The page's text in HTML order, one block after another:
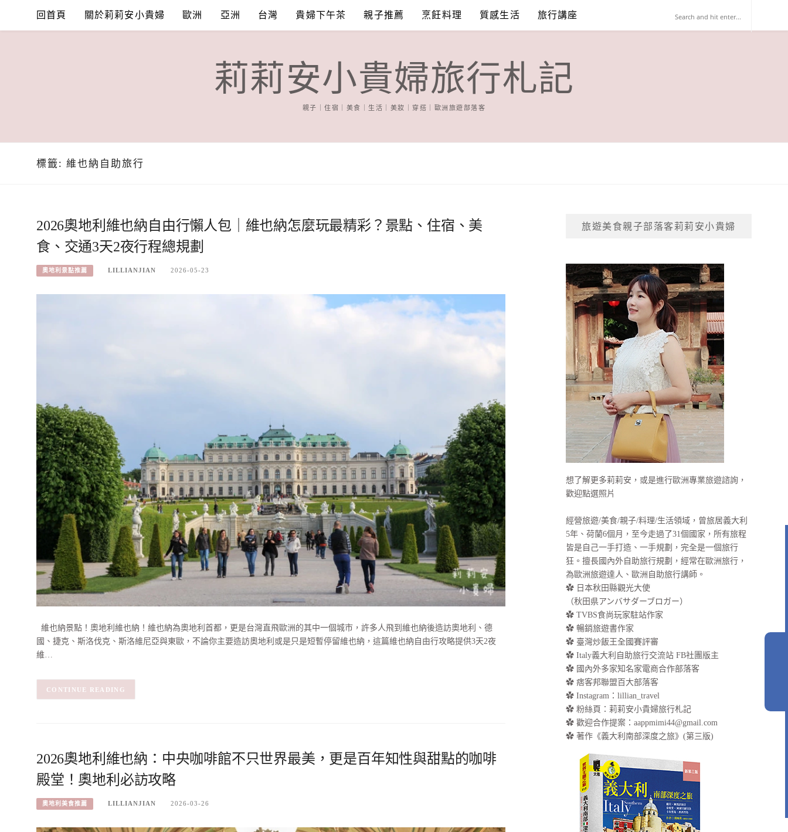
回首頁 關於莉莉安小貴婦 歐洲 亞洲 台灣 貴婦下午茶 親子推薦 烹飪料理 質感生活 旅行講座
莉莉安小貴婦旅行札記
親子｜住宿｜美食｜生活｜美妝｜穿搭｜歐洲旅遊部落客
標籤: 維也納自助旅行
2026奧地利維也納自由行懶人包｜維也納怎麼玩最精彩？景點、住宿、美
食、交通3天2夜行程總規劃
奧地利景點推薦 LILLIANJIAN 2026-05-23
維也納景點！奧地利維也納！維也納為奧地利首都，更是台灣直飛歐洲的其中一個城市，許多人飛到維也納後造訪奧地利、德
國、捷克、斯洛伐克、斯洛維尼亞與東歐，不論你主要造訪奧地利或是只是短暫停留維也納，這篇維也納自由行攻略提供3天2夜
維…
CONTINUE READING
2026奧地利維也納：中央咖啡館不只世界最美，更是百年知性與甜點的咖啡
殿堂！奧地利必訪攻略
奧地利美食推薦 LILLIANJIAN 2026-03-26
旅遊美食親子部落客莉莉安小貴婦
想了解更多莉莉安，或是進行歐洲專業旅遊諮詢，
歡迎點選照片
經營旅遊/美食/親子/料理/生活領域，曾旅居義大利
5年、荷蘭6個月，至今走過了31個國家，所有旅程
皆是自己一手打造、一手規劃，完全是一個旅行
狂。擅長國內外自助旅行規劃，經常在歐洲旅行，
為歐洲旅遊達人、歐洲自助旅行講師。
✿ 日本秋田縣觀光大使
（秋田県アンバサダーブロガー）
✿ TVBS食尚玩家駐站作家
✿ 暢銷旅遊書作家
✿ 臺灣炒飯王全國賽評審
✿ Italy義大利自助旅行交流站 FB社團版主
✿ 國內外多家知名家電商合作部落客
✿ 痞客邦聯盟百大部落客
✿Instagram：lillian_travel
✿粉絲頁：莉莉安小貴婦旅行札記
✿ 歡迎合作提案：aappmimi44@gmail.com
✿ 著作《義大利南部深度之旅》(第三版)